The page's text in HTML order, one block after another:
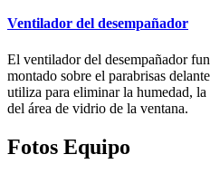
Ventilador del desempañador
El ventilador del desempañador
montado sobre el parabrisas
utiliza para eliminar la humedad,
del área de vidrio de la ventana.
Fotos Equipo